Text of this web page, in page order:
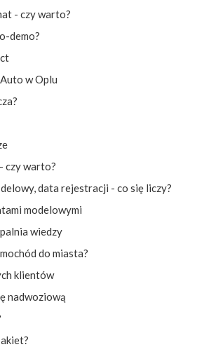
- czy warto?
demo?
w Oplu
czy warto?
data rejestracji - co się liczy?
modelowymi
wiedzy
do miasta?
klientów
nadwoziową